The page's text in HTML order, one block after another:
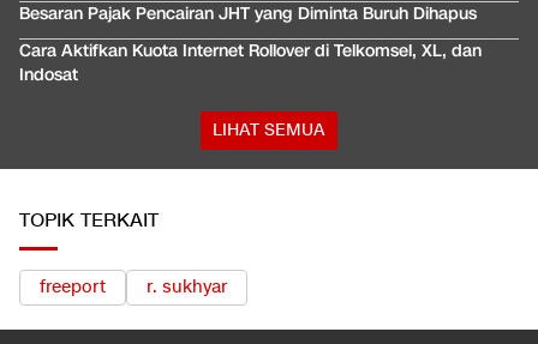
Besaran Pajak Pencairan JHT yang Diminta Buruh Dihapus
Cara Aktifkan Kuota Internet Rollover di Telkomsel, XL, dan
Indosat
LIHAT SEMUA
TOPIK TERKAIT
freeport r. sukhyar